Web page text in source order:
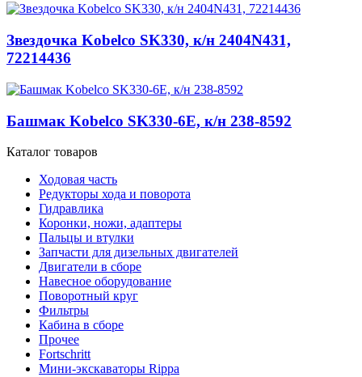
Звездочка Kobelco SK330, к/н 2404N431,
72214436
Башмак Kobelco SK330-6E, к/н 238-8592
Каталог товаров
Ходовая часть
Редукторы хода и поворота
Гидравлика
Коронки, ножи, адаптеры
Пальцы и втулки
Запчасти для дизельных двигателей
Двигатели в сборе
Навесное оборудование
Поворотный круг
Фильтры
Кабина в сборе
Прочее
Fortschritt
Мини-экскаваторы Rippa